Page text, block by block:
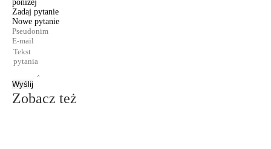
poniżej
Zadaj pytanie
Nowe pytanie
Wyślij
Zobacz też